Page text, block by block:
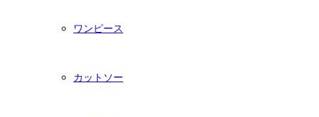
ワンピース
カットソー